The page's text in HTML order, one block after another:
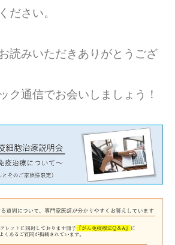
ださい。
読みいただきありがとうござ
ク通信でお会いしましょう！